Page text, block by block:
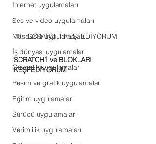
Internet uygulamaları
Ses ve video uygulamaları
Masaüstü uygulamaları
İş dünyası uygulamaları
Güvenlik uygulamaları
Resim ve grafik uygulamaları
Eğitim uygulamaları
Sürücü uygulamaları
Verimlilik uygulamaları
10 - SCRATCH’İ KEŞFEDİYORUM
SCRATCH’İ ve BLOKLARI
KEŞFEDİYORUM